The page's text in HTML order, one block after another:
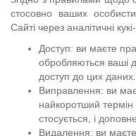
стосовно ваших
Сайті через аналітичні
Доступ: ви маєте
обробляються ваші
доступ до цих даних.
Виправлення: ви
найкоротший
стосується, і
Видалення: ви